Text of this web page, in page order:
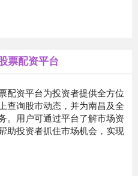
票配资平台
配资平台为投资者提供全方位
查询股市动态，并为南昌及全
。用户可通过平台了解市场资
助投资者抓住市场机会，实现